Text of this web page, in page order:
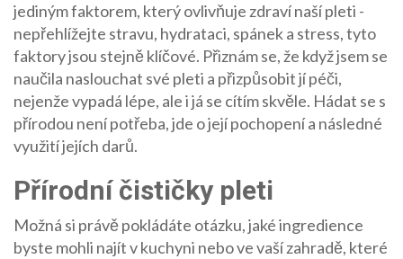
jediným faktorem, který ovlivňuje zdraví naší pleti -
nepřehlížejte stravu, hydrataci, spánek a stress, tyto
faktory jsou stejně klíčové. Přiznám se, že když jsem se
naučila naslouchat své pleti a přizpůsobit jí péči,
nejenže vypadá lépe, ale i já se cítím skvěle. Hádat se s
přírodou není potřeba, jde o její pochopení a následné
využití jejích darů.
Přírodní čističky pleti
Možná si právě pokládáte otázku, jaké ingredience
byste mohli najít v kuchyni nebo ve vaší zahradě, které